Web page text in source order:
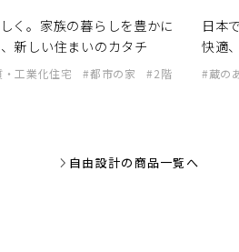
し」をしてみたい方
く。家族の暮らしを豊かに
新しい住まいのカタチ
・工業化住宅 都市の家
2階
日本
快適
蔵の
自由設計の商品一覧へ